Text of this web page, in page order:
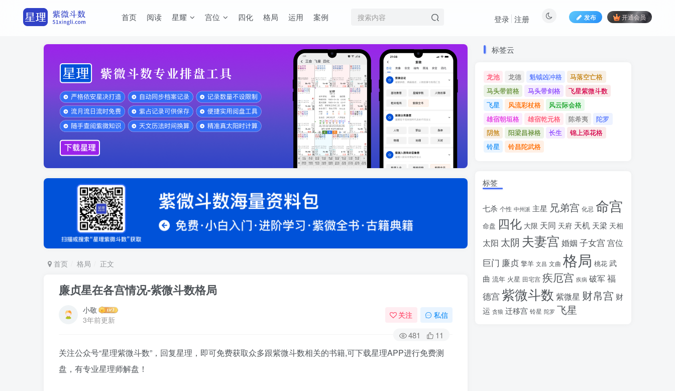
首页 阅读 星耀 宫位 四化 格局 运用 案例 发布 开通会员
登录 注册
首页 格局 正文
廉贞星在各宫情况-紫微斗数格局
小敬
3年前更新
关注 私信
481 11
关注公众号“星理紫微斗数”，回复星理，即可免费获取众多跟紫微斗数相关的书籍,可下载星理APP进行免费测
盘，有专业星理师解盘！
标签云
龙池 龙德 魁钺凶冲格
马落空亡格
马头带箭格
马头带剑格
飞星紫微斗数
飞星
风流彩杖格
风云际会格
雄宿朝垣格
雄宿乾元格 陈希夷
陀罗
阴煞
阳梁昌禄格 长生
锦上添花格
铃星
铃昌陀武格
标签云
龙池 龙德 魁钺凶冲格
马落空亡格
马头带箭格
马头带剑格
飞星紫微斗数
飞星
风流彩杖格
风云际会格
雄宿朝垣格
雄宿乾元格 陈希夷
陀罗
阴煞
阳梁昌禄格 长生
锦上添花格
铃星
铃昌陀武格
标签
七杀 个性 中州派 主星 兄弟宫 化忌 命宫
命盘 四化 大限 天同 天府 天机 天梁 天相
太阳 太阴 夫妻宫 婚姻 子女宫 宫位
巨门 廉贞 擎羊 文昌 文曲 格局 桃花 武
曲 流年 火星 田宅宫 疾厄宫 疾病 破军福
德宫 紫微斗数 紫微星 财帛宫 财
运 贪狼 迁移宫 铃星 陀罗 飞星